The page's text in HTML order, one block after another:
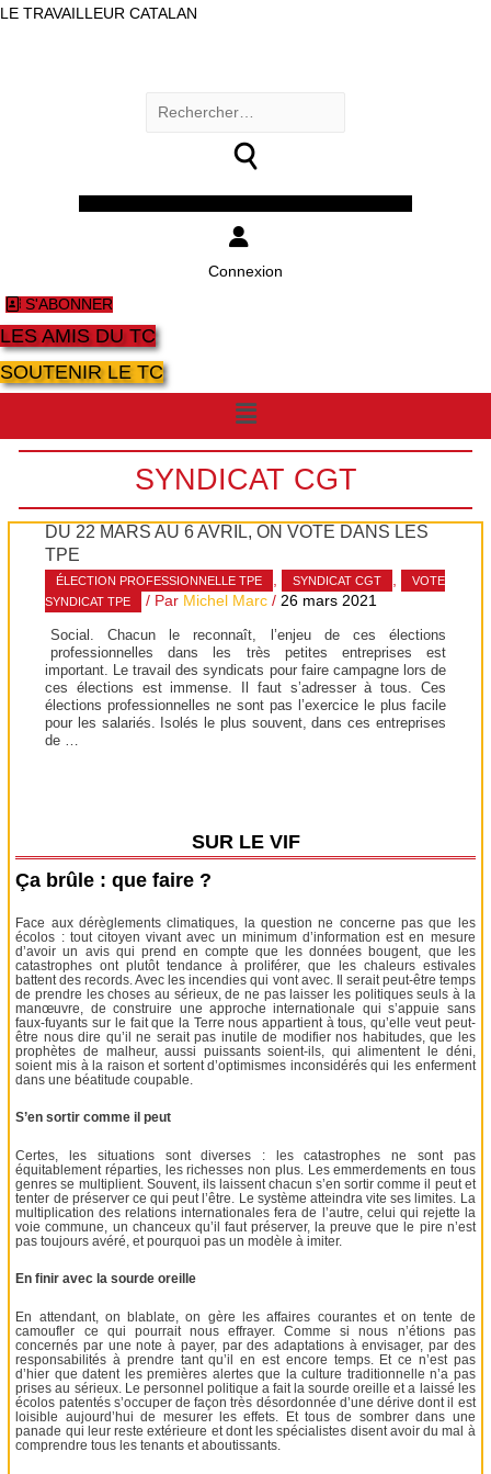
LE TRAVAILLEUR CATALAN
Rechercher :
Connexion
S'ABONNER
LES AMIS DU TC
SOUTENIR LE TC
Menu
SYNDICAT CGT
DU 22 MARS AU 6 AVRIL, ON VOTE DANS LES
TPE
ÉLECTION PROFESSIONNELLE TPE , SYNDICAT CGT ,
VOTE
SYNDICAT TPE
/ Par Michel Marc /26 mars 2021
Social. Chacun le reconnaît, l’enjeu de ces élections
professionnelles dans les très petites entreprises est
important. Le travail des syndicats pour faire campagne lors de
ces élections est immense. Il faut s’adresser à tous. Ces
élections professionnelles ne sont pas l’exercice le plus facile
pour les salariés. Isolés le plus souvent, dans ces entreprises
de …
SUR LE VIF
Ça brûle : que faire ?
Face aux dérèglements climatiques, la question ne concerne pas que les
écolos : tout citoyen vivant avec un minimum d’information est en mesure
d’avoir un avis qui prend en compte que les données bougent, que les
catastrophes ont plutôt tendance à proliférer, que les chaleurs estivales
battent des records. Avec les incendies qui vont avec. Il serait peut-être temps
de prendre les choses au sérieux, de ne pas laisser les politiques seuls à la
manœuvre, de construire une approche internationale qui s’appuie sans
faux-fuyants sur le fait que la Terre nous appartient à tous, qu’elle veut peut-
être nous dire qu’il ne serait pas inutile de modifier nos habitudes, que les
prophètes de malheur, aussi puissants soient-ils, qui alimentent le déni,
soient mis à la raison et sortent d’optimismes inconsidérés qui les enferment
dans une béatitude coupable.
S’en sortir comme il peut
Certes, les situations sont diverses : les catastrophes ne sont pas
équitablement réparties, les richesses non plus. Les emmerdements en tous
genres se multiplient. Souvent, ils laissent chacun s’en sortir comme il peut et
tenter de préserver ce qui peut l’être. Le système atteindra vite ses limites. La
multiplication des relations internationales fera de l’autre, celui qui rejette la
voie commune, un chanceux qu’il faut préserver, la preuve que le pire n’est
pas toujours avéré, et pourquoi pas un modèle à imiter.
En finir avec la sourde oreille
En attendant, on blablate, on gère les affaires courantes et on tente de
camoufler ce qui pourrait nous effrayer. Comme si nous n’étions pas
concernés par une note à payer, par des adaptations à envisager, par des
responsabilités à prendre tant qu’il en est encore temps. Et ce n’est pas
d’hier que datent les premières alertes que la culture traditionnelle n’a pas
prises au sérieux. Le personnel politique a fait la sourde oreille et a laissé les
écolos patentés s’occuper de façon très désordonnée d’une dérive dont il est
loisible aujourd’hui de mesurer les effets. Et tous de sombrer dans une
panade qui leur reste extérieure et dont les spécialistes disent avoir du mal à
comprendre tous les tenants et aboutissants.